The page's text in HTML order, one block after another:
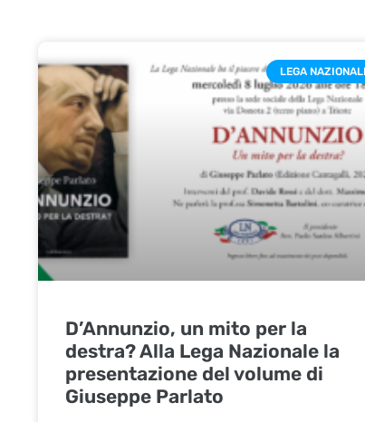
LEGA
D’Annunzio, un mito per la
destra? Alla Lega Nazionale la
presentazione del volume di
Giuseppe Parlato